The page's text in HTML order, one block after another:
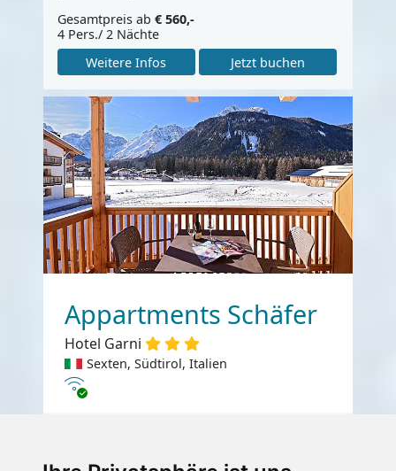
Gesamtpreis ab € 560,-
4 Pers./ 2 Nächte
Weitere Infos
Jetzt buchen
Appartments Schäfer
Hotel Garni
Sexten, Südtirol, Italien
Internet